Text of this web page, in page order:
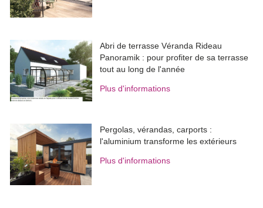
Abri de terrasse Véranda Rideau
Panoramik : pour profiter de sa terrasse
tout au long de l'année
Plus d'informations
Pergolas, vérandas, carports :
l'aluminium transforme les extérieurs
Plus d'informations